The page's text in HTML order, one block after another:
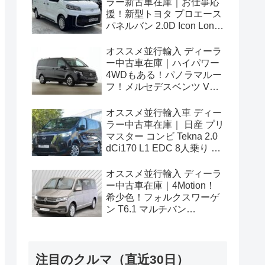
ラー新古車在庫｜お仕事応
援！新型トヨタ プロエース
パネルバン 2.0D Icon Long
オススメ並行輸入 ディーラ
ー中古車在庫｜ハイパワー
4WDもある！パノラマルー
フ！メルセデスベンツ Vク
ロング 4Matic 9G-Tronic 左
ハンドル
オススメ並行輸入車 ディー
ラー中古車在庫｜ 日産 プリ
マスター コンビ Tekna 2.0
dCi170 L1 EDC 8人乗り 左
オススメ並行輸入 ディーラ
ー中古車在庫｜4Motion！
希少色！フォルクスワーゲ
ン T6.1 マルチバン
注目のクルマ（直近30日）